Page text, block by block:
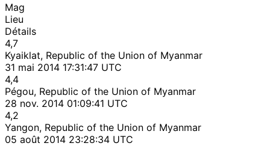
Mag
Lieu
Détails
4,7
Kyaiklat, Republic of the Union of Myanmar
31 mai 2014 17:31:47 UTC
4,4
Pégou, Republic of the Union of Myanmar
28 nov. 2014 01:09:41 UTC
4,2
Yangon, Republic of the Union of Myanmar
05 août 2014 23:28:34 UTC